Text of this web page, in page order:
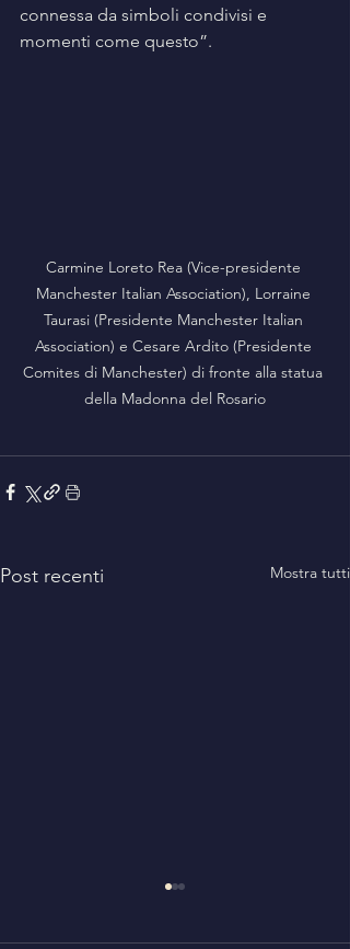
connessa da simboli condivisi e
momenti come questo”.
Carmine Loreto Rea (Vice-presidente
Manchester Italian Association), Lorraine
Taurasi (Presidente Manchester Italian
Association) e Cesare Ardito (Presidente
Comites di Manchester) di fronte alla statua
della Madonna del Rosario
Post recenti Mostra tutti